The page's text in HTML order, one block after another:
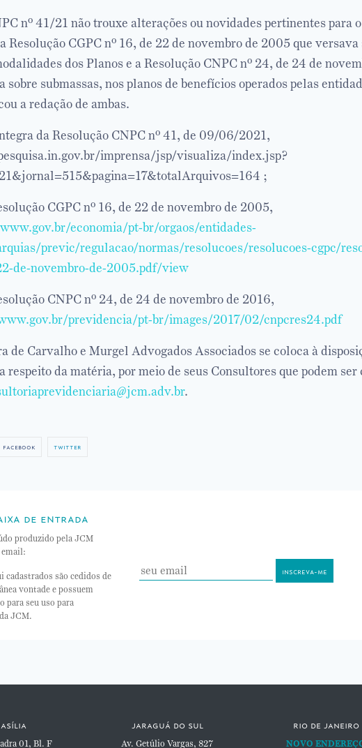
nº 41/21 não trouxe alterações ou novidades pertinentes para
Resolução CGPC nº 16, de 22 de novembro de 2005 que versava
dos Planos e a Resolução CNPC nº 24, de 24 de
sobre submassas, nos planos de benefícios operados pelas
a redação de ambas.
da Resolução CNPC nº 41, de 09/06/2021,
imprensa/jsp/visualiza/index.jsp?
;
CGPC nº 16, de 22 de novembro de 2005,
economia/pt-br/orgaos/entidades-
previc/regulacao/normas/resolucoes/resolucoes-cgpc/
de-novembro-de-2005.pdf/view
CNPC nº 24, de 24 de novembro de 2016,
previdencia/pt-br/images/2017/02/cnpcres24.pdf
de Carvalho e Murgel Advogados Associados se coloca à
da matéria, por meio de seus Consultores que podem ser
.
facebook twitter
de entrada
produzido pela JCM
cadastrados são cedidos de
vontade e possuem
para seu uso para
JCM.
01, Bl. F
jaraguá do sul
Av. Getúlio Vargas, 827
rio de janeiro
NOVO